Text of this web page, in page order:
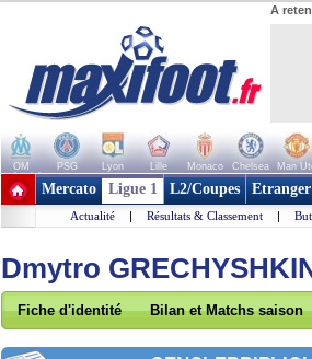
A
OM PSG Lyon Lille Monaco Chelsea Man
+ de clubs
Mercato Ligue 1 L2/Coupes Etranger
Actualité | Résultats & Classement |
Dmytro
Fiche d'identité Bilan et Matchs saison